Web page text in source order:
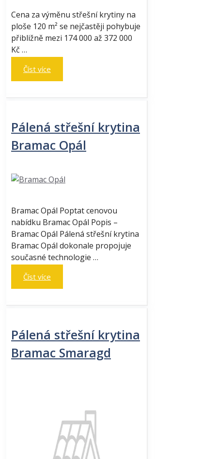
Cena za výměnu střešní krytiny na
ploše 120 m² se nejčastěji pohybuje
přibližně mezi 174 000 až 372 000
Kč …
Číst více
Pálená střešní krytina
Bramac Opál
Bramac Opál Poptat cenovou
nabídku Bramac Opál Popis –
Bramac Opál Pálená střešní krytina
Bramac Opál dokonale propojuje
současné technologie …
Číst více
Pálená střešní krytina
Bramac Smaragd